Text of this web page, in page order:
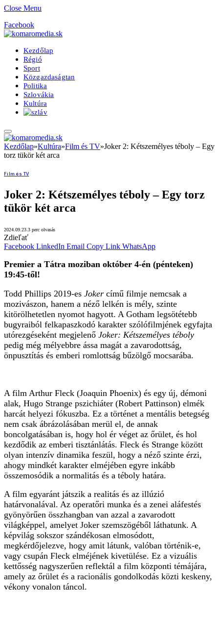
Close Menu
Facebook
Kezdőlap
Régió
Sport
Közgazdaságtan
Politika
Szlovákia
Kultúra
Kezdőlap»Kultúra»Film és TV»Joker 2: Kétszemélyes téboly – Egy
torz tükör két arca
Film és TV
Joker 2: Kétszemélyes téboly – Egy torz
tükör két arca
2024.09.23. 3 perc olvasás
Zdieľať
Facebook LinkedIn Email Copy Link WhatsApp
Premier a Tátra moziban október 4-én (pénteken)
19:45-től!
Todd Phillips 2019-es Joker című filmje nemcsak a
mozivászon, hanem a néző lelkén is mély, szinte
kitörölhetetlen nyomot hagyott. A Gotham legsötétebb
bugyraiból felkapaszkodó karakter szólófilmjének egyfajta
utórezgéseként megjelenő Joker: Kétszemélyes téboly
pedig még mélyebbre ássa magát a zavarodottság,
önpusztítás és emberi romlottság bűzölgő mocsarába.
A film Arthur Fleck (Joaquin Phoenix) és egy új, démoni
alak, Hugo Strange pszichiáter (Robert Pattinson) elmék
harcát helyezi fókuszba. Ez a történet a mentális betegség
nem csak ábrázolásában merül el, de annak
boncolgatásában is, hogy hol ér véget az őrület, és hol
kezdődik az emberi tisztánlátás. Fleck és Strange között
olyan intenzív dinamika feszül, hogy a néző szinte érzi,
ahogy mindkét karakter elméjében egyre inkább
összemosódik a normalitás és a téboly határa.
A film egyaránt játszik a realitás és az illúzió
határvonalával. Az operatőri munka és a zenei aláfestés
gyönyörűen összhangban van azzal a zavarodott
világképpel, amelyet Joker szemszögéből láthatunk. A
képvilág sokszor szándékosan elmosódott,
megkérdőjelezve, hogy amit látunk, valóban történik-e,
vagy csupán Fleck elméjének kivetülése. Ez a vizuális
kettősség nagyszerűen reflektál a film központi témájára,
amely az őrület és a racionális gondolkodás közti keskeny,
vékony vonalon táncol.